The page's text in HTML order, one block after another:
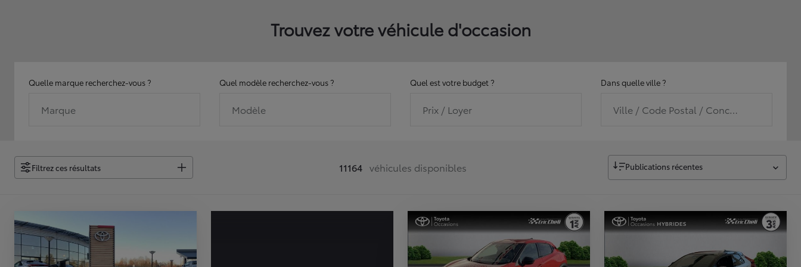
Trouvez votre véhicule d'occasion
Quelle marque recherchez-vous ?
Marque
Quel modèle recherchez-vous ?
Modèle
Quel est votre budget ?
Prix / Loyer
Dans quelle ville ?
Ville / Code Postal / Concession
Filtrez ces résultats 11164 véhicules disponibles Publications récentes